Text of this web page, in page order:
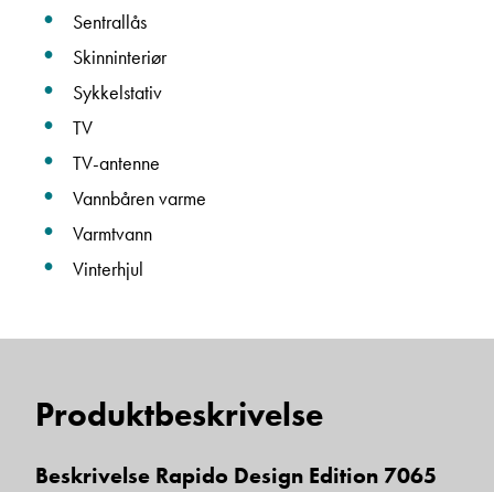
Sentrallås
Skinninteriør
Sykkelstativ
TV
TV-antenne
Vannbåren varme
Varmtvann
Vinterhjul
Produktbeskrivelse
Beskrivelse Rapido Design Edition 7065